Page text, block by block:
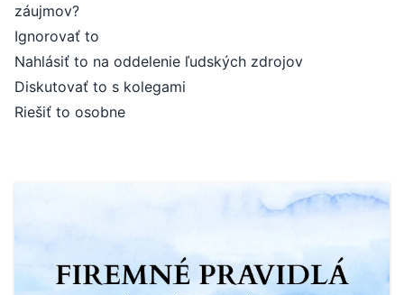
záujmov?
Ignorovať to
Nahlásiť to na oddelenie ľudských zdrojov
Diskutovať to s kolegami
Riešiť to osobne